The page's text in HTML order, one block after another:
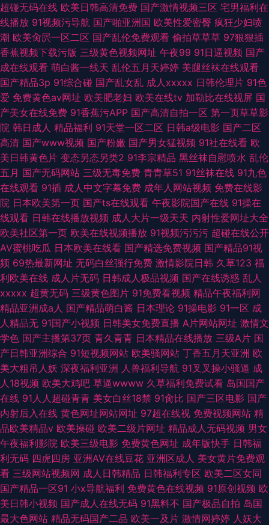
超碰无码在线 欧美日韩高清免费 国产激情视频三区 宅男福利在
线播放 91视频污导航 国产啪亚洲国 欧美性爱密臀 疯狂少妇喷
潮 欧美肏屄一区二区 国产乱伦免费观看 偷拍草草草 97狠狠插
香蕉视频下载污版 三级黄色视频网址 午夜99 91日逼视频 国产
成在线观看 萌白酱一线天 乱伦五月天婷婷 美腿丝袜在线观看
国产精品3p 91综合碰 国产乱女乱 成人xxxxx 日韩伦理片 91色
爱 免费黄色av网址 欧美肥老妇 欧美在线tv 加勒比在线视屏 国
产美女在线免费 91香蕉污APP 国产高清自拍一区 第一页草草影
院 韩日成人 精品福利 91天堂一区二区 日韩a级电影 国产二区
高清 国产www视频 国产粉嫩 国产男女猛视频 91社在线看 欧
美日韩黄色片 变态另态另类2 91李宗精品 黑丝袜自慰喷水 乱伦
五月 国产无码网站 三级无毒免费 青青草51 91丝袜在线 91九色
在线观看 91插 成人中文字幕免费 成年人网站视频 免费在线影
院 日本欧美第一页 国产ts在线观看 午夜影院国产在线 91操在
线观看 日韩在线播放视频 成人大片一级天天 内射性爱网址大全
欧美社区第一页 欧美在线视频播放 91视频污污污 超碰在线公开
AV蜜桃吃瓜 日本欧美在线看 国产精选免费视频 国产精品91视
频 69热最新网址 无码白丝强行免费 激情影院日韩 久草123 福
利欧美在线 成人片无码 日韩成人极品视频 国产在线诱惑 乱人
xxxxx 超黄无码 三级黄色图片 91免费看视频 精品午夜福利网
精品亚洲成a人 国产精品萌白酱 日本理论 91操电影 91一区 成
人精品无 91国产小视频 日韩美女免费直播 A片网站网址 激情文
学色 国产主播第37页 青久青青 日本精品在线播放 三级A片 国
产日韩亚洲综合 91短视频网站 欧美骚网站 丁香五月天亚洲 欧
美大粗吊人妖 深夜福利亚洲 人兽福利导航 91叉叉操小骚逼 成
人18视频 欧美大鸡吧 草逼wwww 久草福利免费试看 岛国国产
在线 91人人超碰青青 美女白丝18禁 91肏比 国产三区电影 国产
内射后入在线 黄色网址网站网址 97超在线视 免费视频网站 精
品欧美精品v 欧美操碰 欧美二级片网址 精品成人无码视频 男女
午夜福利影院 欧美三级电影 免费黄色网址 成年版快手 日韩福
利无码 四虎四房 亚洲AV在线豆花 亚洲区成人 美女黄片免费观
看 三级网站视频网 成人日韩精品 日韩福利专区 欧美二区女同
国产精品一区91 小x导航福利 免费黄色在线视频 91原创视频 欧
美日韩小视频 国产成人在线无码 91黑料不 国产极品自拍 岛国
最大色网站 精品无码国产二品 欧美一及片 激情网婷婷 人妖大